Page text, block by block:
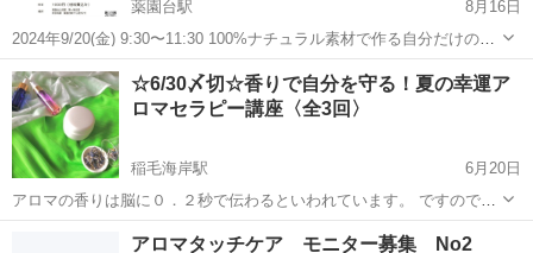
薬園台駅
8月16日
2024年9/20(金) 9:30〜11:30 100%ナチュラル素材で作る自分だけの口
紅💄 香りと色を選べます お子さまも作れる！付けられる！ 安心安全
と可愛いが叶います💖 料金 1000円（一本分の...
千葉 船橋市 薬園台駅 アロマ 香り
☆6/30〆切☆香りで自分を守る！夏の幸運ア
ロマセラピー講座〈全3回〉
稲毛海岸駅
6月20日
アロマの香りは脳に０．２秒で伝わるといわれています。 ですので、
瞬時に気分を変えたり自分に力を与えてくれる とっても優れた幸運ア
イテムになります。 今回の３回講座では アロマの幸運...
千葉市 稲毛海岸駅 アロマ 講座
アロマタッチケア モニター募集 No2